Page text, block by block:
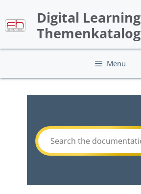
content
Digital Learning
Themenkatalog
Menu